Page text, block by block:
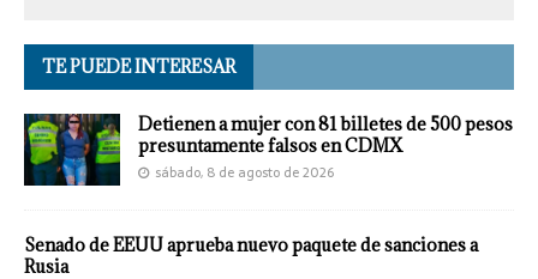
TE PUEDE INTERESAR
Detienen a mujer con 81 billetes de 500 pesos
presuntamente falsos en CDMX
sábado, 8 de agosto de 2026
Senado de EEUU aprueba nuevo paquete de sanciones a
Rusia